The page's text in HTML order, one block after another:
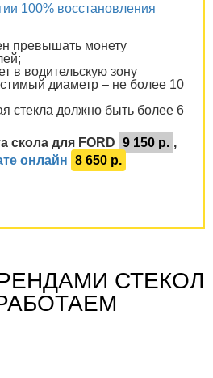
100% восстановления
превышать монету
в водительскую зону
диаметр – не более 10
стекла должно быть более 6
скола для FORD 9 150 р. ,
онлайн 8 650 р.
СТЕКОЛ